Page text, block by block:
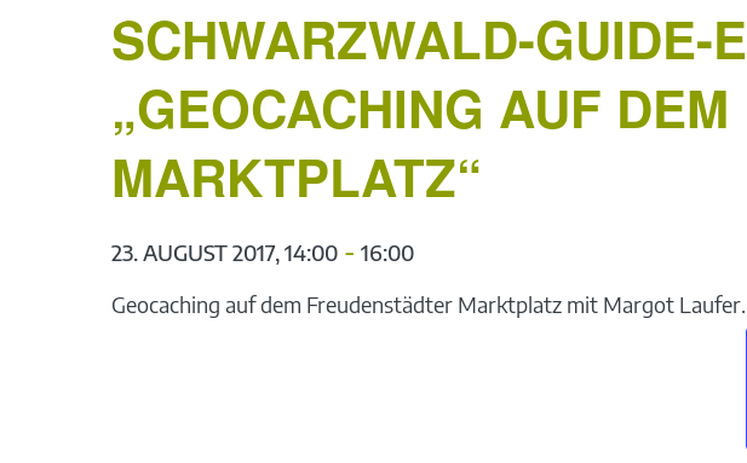
SCHWARZWALD-GUIDE-
„GEOCACHING AUF
MARKTPLATZ“
23. AUGUST 2017, 14:00- 16:00
Geocaching auf dem Freudenstädter Marktplatz mit Margot Laufer.